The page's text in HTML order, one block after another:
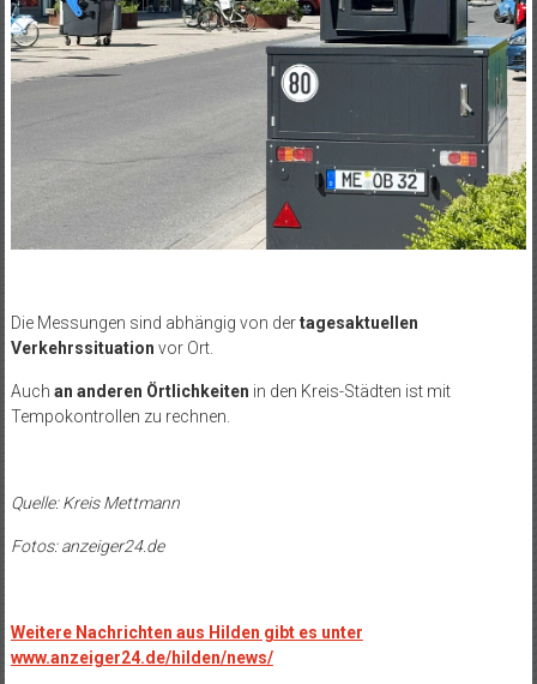
Die Messungen sind abhängig von dertagesaktuellen
Verkehrssituation vor Ort.
Auch an anderen Örtlichkeiten in den Kreis-Städten ist mit
Tempokontrollen zu rechnen.
Quelle: Kreis Mettmann
Fotos: anzeiger24.de
Weitere Nachrichten aus Hilden gibt es unter
www.anzeiger24.de/hilden/news/